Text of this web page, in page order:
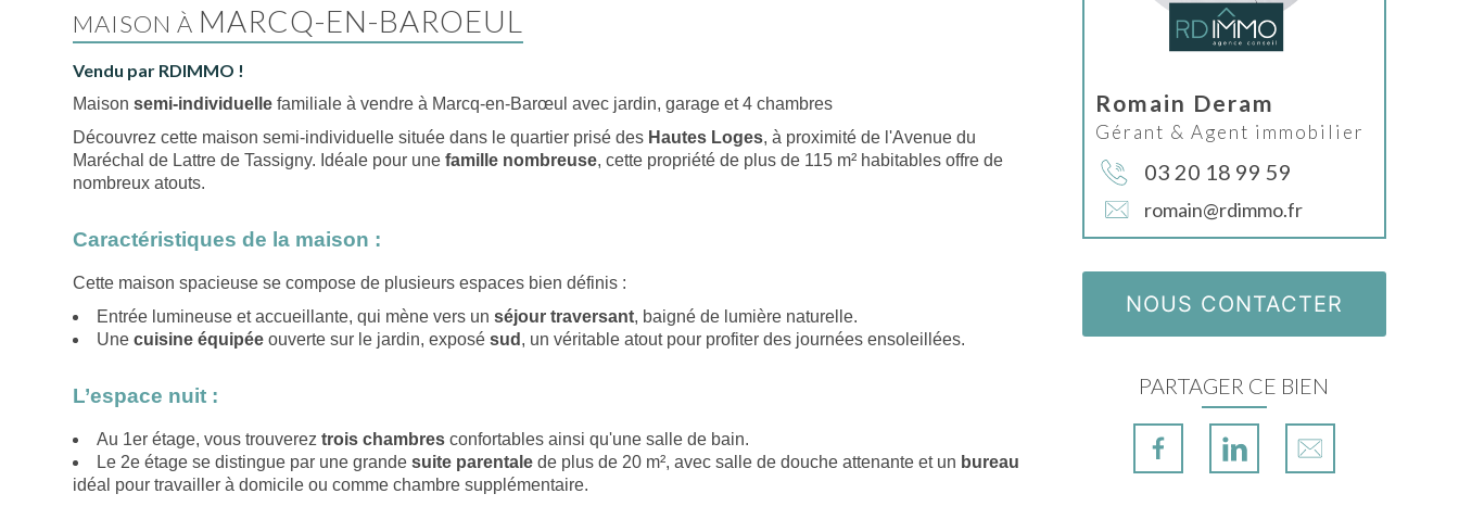
MAISON À MARCQ-EN-BAROEUL
Vendu par RDIMMO !
Maisonsemi-individuelle familiale à vendre à Marcq-en-Barœul avec jardin, garage et 4 chambres
Découvrez cette maison semi-individuelle située dans le quartier prisé des Hautes Loges, à proximité de l'Avenue du
Maréchal de Lattre de Tassigny. Idéale pour unefamille nombreuse, cette propriété de plus de 115 m² habitables offre de
nombreux atouts.
Caractéristiques de la maison :
Cette maison spacieuse se compose de plusieurs espaces bien définis :
Entrée lumineuse et accueillante, qui mène vers unséjour traversant, baigné de lumière naturelle.
Unecuisine équipée ouverte sur le jardin, exposésud , un véritable atout pour profiter des journées ensoleillées.
L’espace nuit :
Au 1er étage, vous trouvereztrois chambres confortables ainsi qu'une salle de bain.
Le 2e étage se distingue par une grandesuite parentale de plus de 20 m², avec salle de douche attenante et un bureau
idéal pour travailler à domicile ou comme chambre supplémentaire.
Romain Deram
Gérant & Agent immobilier
03 20 18 99 59
romain@rdimmo.fr
NOUS CONTACTER
PARTAGER CE BIEN